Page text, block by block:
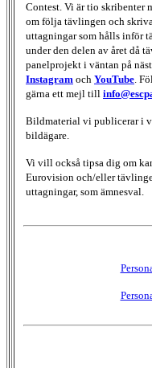
Contest. Vi är tio skribenter
om följa tävlingen och
uttagningar som hålls inför
under den delen av året då
panelprojekt i väntan på
Instagram och YouTube.
gärna ett mejl till
Bildmaterial vi publicerar i
bildägare.
Vi vill också tipsa dig om
Eurovision och/eller
uttagningar, som ämnesval.